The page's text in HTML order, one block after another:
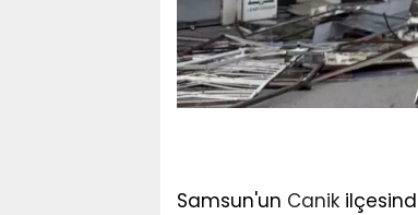
Samsun'un Canik